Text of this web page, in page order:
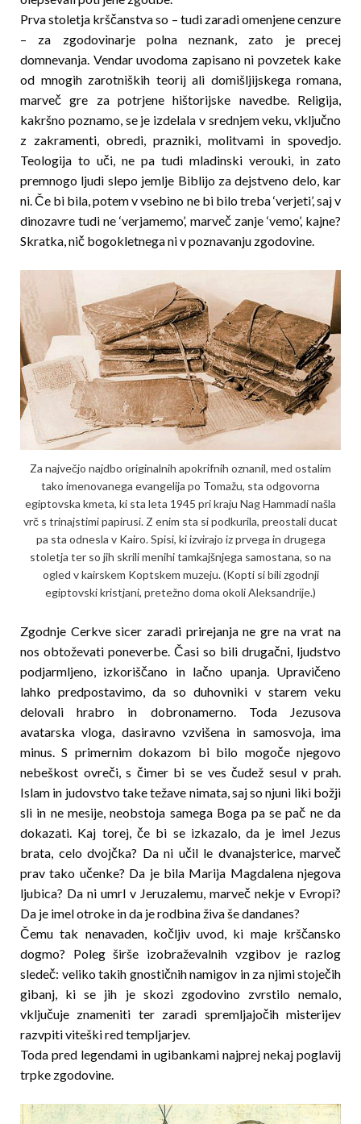
Prva stoletja krščanstva so – tudi zaradi omenjene cenzure
– za zgodovinarje polna neznank, zato je precej
domnevanja. Vendar uvodoma zapisano ni povzetek kake
od mnogih zarotniških teorij ali domiš­ljij­s­kega romana,
marveč gre za potrjene hištorijske navedbe. Religija,
kakršno poznamo, se je izdelala v sred­njem veku, vključno
z zakramenti, obredi, prazniki, molitvami in spovedjo.
Teologija to uči, ne pa tudi mladinski verouki, in zato
premnogo ljudi slepo jemlje Biblijo za dejstveno delo, kar
ni. Če bi bila, potem v vsebino ne bi bilo treba ‘verjeti’, saj v
dinozavre tudi ne ‘verjamemo’, marveč zanje ‘vemo’, kajne?
Sk­ratka, nič bogokletnega ni v poznavanju zgodovine.
Za največjo najdbo originalnih apokrifnih oznanil, med ostalim
tako imenovanega evangelija po Tomažu, sta odgovorna
egiptovska kmeta, ki sta le­­ta 1945 pri kraju Nag Hammadi našla
vrč s trinaj­s­­­­­t­imi papirusi. Z enim sta si podkurila, preostali du­­cat
pa sta odnesla v Kairo. Spisi, ki izvirajo iz prvega in drugega
stoletja ter so jih skrili menihi tamkaj­šnjega samostana, so na
ogled v kairskem Koptskem muzeju. (Kopti si bili zgodnji
egiptovski kristjani, pretežno doma okoli Aleksandrije.)
Zgodnje Cerkve sicer zaradi prirejanja ne gre na vrat na
nos obtoževati poneverbe. Časi so bili drugačni, ljudstvo
podjarmljeno, izkoriščano in lačno upanja. Upravičeno
lahko predpostavimo, da so duhovniki v starem veku
delovali hrabro in dobronamerno. Toda Jezusova
avatarska vloga, dasiravno vzvišena in samosvoja, ima
minus. S primernim dokazom bi bilo mogoče njegovo
nebeškost ovreči, s čimer bi se ves čudež sesul v prah.
Islam in judovstvo take težave nimata, saj so njuni liki božji
sli in ne mesije, neobstoja samega Boga pa se pač ne da
dokazati. Kaj torej, če bi se izkazalo, da je imel Jezus
brata, celo dvojčka? Da ni učil le dvanajsterice, marveč
prav tako učenke? Da je bila Marija Magdalena njegova
ljubica? Da ni umrl v Jeruzalemu, marveč nekje v Evropi?
Da je imel otroke in da je rodbina živa še dandanes?
Čemu tak nenavaden, kočljiv uvod, ki maje krš­čansko
dogmo? Poleg širše izobraževalnih vzgibov je razlog
sledeč: veliko takih gnostičnih namigov in za njimi stoječih
gibanj, ki se jih je skozi zgodovino zvr­s­tilo nemalo,
vključuje znameniti ter zaradi spremljajočih misterijev
razvpiti viteški red templjarjev.
Toda pred legendami in ugibankami najprej nekaj poglavij
trpke zgodovine.